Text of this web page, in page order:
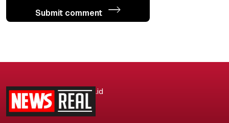
Submit comment
.id